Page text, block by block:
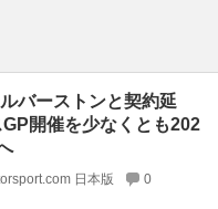
バーストンと契約延
開催を少なくとも202
日本版 0